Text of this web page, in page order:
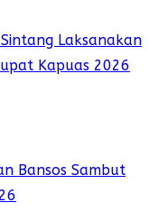
Laksanakan
Kapuas 2026
Bansos Sambut